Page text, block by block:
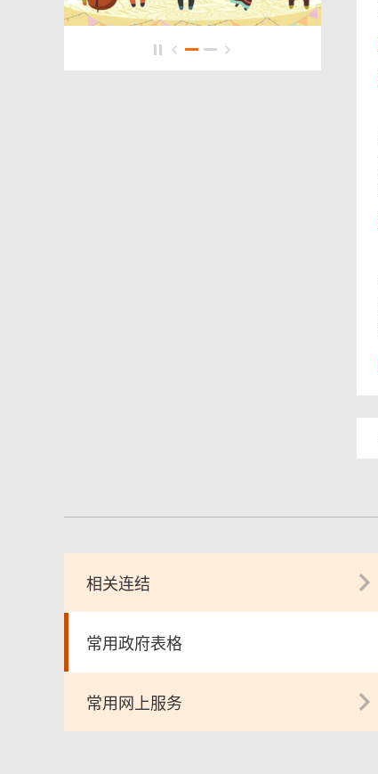
相关连结
常用政府表格
常用网上服务